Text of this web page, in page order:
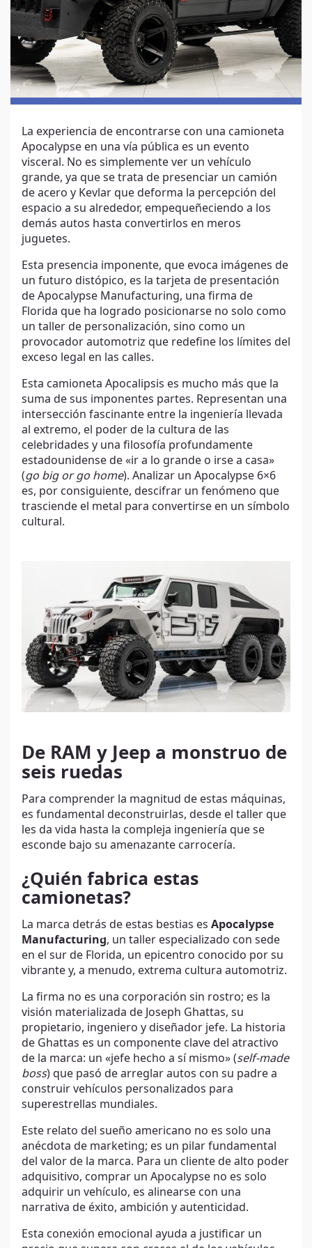
La experiencia de encontrarse con una camioneta
Apocalypse en una vía pública es un evento
visceral. No es simplemente ver un vehículo
grande, ya que se trata de presenciar un camión
de acero y Kevlar que deforma la percepción del
espacio a su alrededor, empequeñeciendo a los
demás autos hasta convertirlos en meros
juguetes.
Esta presencia imponente, que evoca imágenes de
un futuro distópico, es la tarjeta de presentación
de Apocalypse Manufacturing, una firma de
Florida que ha logrado posicionarse no solo como
un taller de personalización, sino como un
provocador automotriz que redefine los límites del
exceso legal en las calles.
Esta camioneta Apocalipsis es mucho más que la
suma de sus imponentes partes. Representan una
intersección fascinante entre la ingeniería llevada
al extremo, el poder de la cultura de las
celebridades y una filosofía profundamente
estadounidense de «ir a lo grande o irse a casa»
(go big or go home). Analizar un Apocalypse 6×6
es, por consiguiente, descifrar un fenómeno que
trasciende el metal para convertirse en un símbolo
cultural.
De RAM y Jeep a monstruo de
seis ruedas
Para comprender la magnitud de estas máquinas,
es fundamental deconstruirlas, desde el taller que
les da vida hasta la compleja ingeniería que se
esconde bajo su amenazante carrocería.
¿Quién fabrica estas
camionetas?
La marca detrás de estas bestias es Apocalypse
Manufacturing, un taller especializado con sede
en el sur de Florida, un epicentro conocido por su
vibrante y, a menudo, extrema cultura automotriz.
La firma no es una corporación sin rostro; es la
visión materializada de Joseph Ghattas, su
propietario, ingeniero y diseñador jefe. La historia
de Ghattas es un componente clave del atractivo
de la marca: un «jefe hecho a sí mismo» (self-made
boss) que pasó de arreglar autos con su padre a
construir vehículos personalizados para
superestrellas mundiales.
Este relato del sueño americano no es solo una
anécdota de marketing; es un pilar fundamental
del valor de la marca. Para un cliente de alto poder
adquisitivo, comprar un Apocalypse no es solo
adquirir un vehículo, es alinearse con una
narrativa de éxito, ambición y autenticidad.
Esta conexión emocional ayuda a justificar un